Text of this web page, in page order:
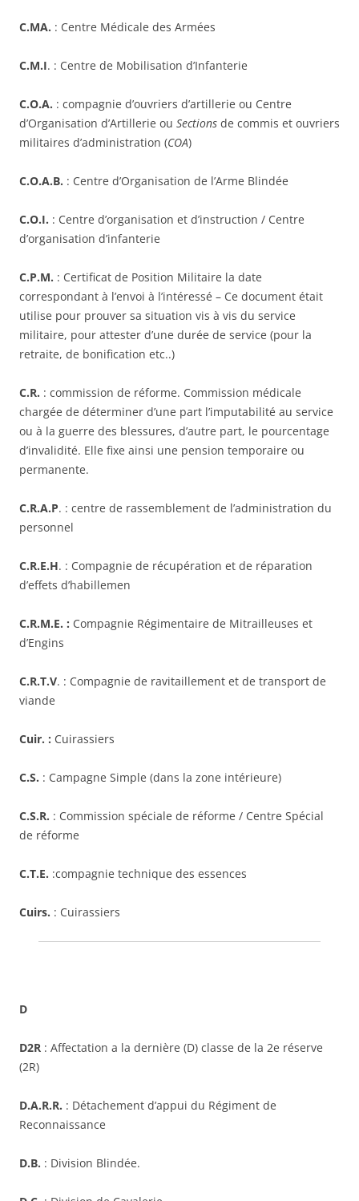
C.MA. : Centre Médicale des Armées
C.M.I. : Centre de Mobilisation d’Infanterie
C.O.A. : compagnie d’ouvriers d’artillerie ou Centre
d’Organisation d’Artillerie ou Sections de commis et ouvriers
militaires d’administration (COA)
C.O.A.B. : Centre d’Organisation de l’Arme Blindée
C.O.I. : Centre d’organisation et d’instruction / Centre
d’organisation d’infanterie
C.P.M. : Certificat de Position Militaire la date
correspondant à l’envoi à l’intéressé – Ce document était
utilise pour prouver sa situation vis à vis du service
militaire, pour attester d’une durée de service (pour la
retraite, de bonification etc..)
C.R. : commission de réforme. Commission médicale
chargée de déterminer d’une part l’imputabilité au service
ou à la guerre des blessures, d’autre part, le pourcentage
d’invalidité. Elle fixe ainsi une pension temporaire ou
permanente.
C.R.A.P. : centre de rassemblement de l’administration du
personnel
C.R.E.H. : Compagnie de récupération et de réparation
d’effets d’habillemen
C.R.M.E. : Compagnie Régimentaire de Mitrailleuses et
d’Engins
C.R.T.V. : Compagnie de ravitaillement et de transport de
viande
Cuir. : Cuirassiers
C.S. : Campagne Simple (dans la zone intérieure)
C.S.R. : Commission spéciale de réforme / Centre Spécial
de réforme
C.T.E. :compagnie technique des essences
Cuirs. : Cuirassiers
D
D2R : Affectation a la dernière (D) classe de la 2e réserve
(2R)
D.A.R.R. : Détachement d’appui du Régiment de
Reconnaissance
D.B. : Division Blindée.